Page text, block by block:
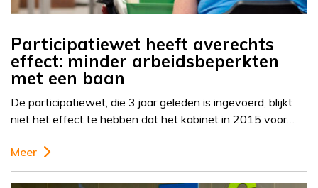
Participatiewet heeft averechts
effect: minder arbeidsbeperkten
met een baan
De participatiewet, die 3 jaar geleden is ingevoerd, blijkt
niet het effect te hebben dat het kabinet in 2015 voor…
Meer